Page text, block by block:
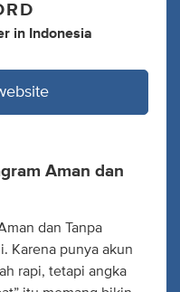
in Indonesia
Aman dan
dan Tanpa
Karena punya akun
rapi, tetapi angka